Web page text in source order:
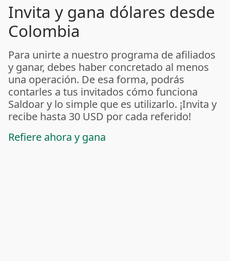
Invita y gana dólares desde
Colombia
Para unirte a nuestro programa de afiliados
y ganar, debes haber concretado al menos
una operación. De esa forma, podrás
contarles a tus invitados cómo funciona
Saldoar y lo simple que es utilizarlo. ¡Invita y
recibe hasta 30 USD por cada referido!
Refiere ahora y gana